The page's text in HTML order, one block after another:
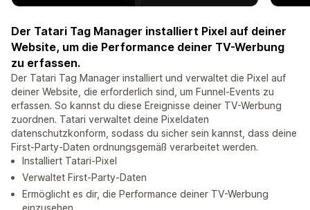
Der Tatari Tag Manager installiert Pixel auf deiner
Website, um die Performance deiner TV-Werbung
zu erfassen.
Der Tatari Tag Manager installiert und verwaltet die Pixel auf
deiner Website, die erforderlich sind, um Funnel-Events zu
erfassen. So kannst du diese Ereignisse deiner TV-Werbung
zuordnen. Tatari verwaltet deine Pixeldaten
datenschutzkonform, sodass du sicher sein kannst, dass deine
First-Party-Daten ordnungsgemäß verarbeitet werden.
Installiert Tatari-Pixel
Verwaltet First-Party-Daten
Ermöglicht es dir, die Performance deiner TV-Werbung